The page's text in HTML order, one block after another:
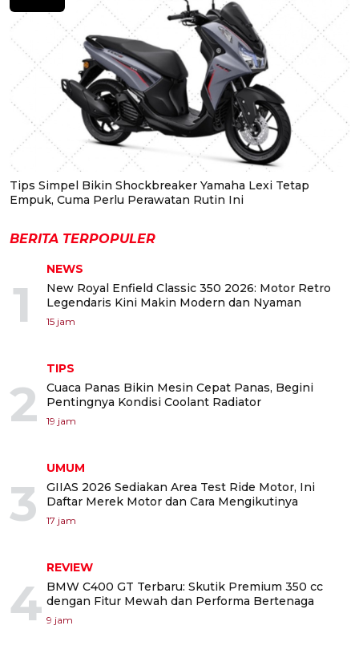
Tips Simpel Bikin Shockbreaker Yamaha Lexi Tetap
Empuk, Cuma Perlu Perawatan Rutin Ini
BERITA TERPOPULER
1
NEWS
New Royal Enfield Classic 350 2026: Motor Retro
Legendaris Kini Makin Modern dan Nyaman
15 jam
2
TIPS
Cuaca Panas Bikin Mesin Cepat Panas, Begini
Pentingnya Kondisi Coolant Radiator
19 jam
3
UMUM
GIIAS 2026 Sediakan Area Test Ride Motor, Ini
Daftar Merek Motor dan Cara Mengikutinya
17 jam
4
REVIEW
BMW C400 GT Terbaru: Skutik Premium 350 cc
dengan Fitur Mewah dan Performa Bertenaga
9 jam